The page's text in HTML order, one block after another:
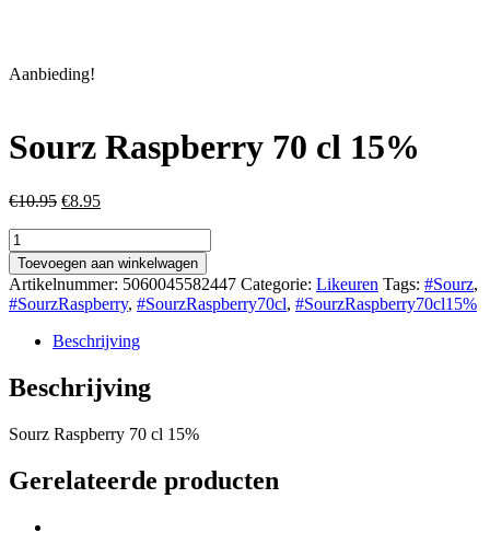
Aanbieding!
Sourz Raspberry 70 cl 15%
€10.95 Oorspronkelijke
€10.95.
€8.95Huidige
€8.95.
Sourz
Raspberry
70
cl
15%
aantal
Toevoegen aan winkelwagen
Artikelnummer: 5060045582447 Categorie: Likeuren Tags: #Sourz,
#SourzRaspberry, #SourzRaspberry70cl, #SourzRaspberry70cl15%
Beschrijving
Beschrijving
Sourz Raspberry 70 cl 15%
Gerelateerde producten